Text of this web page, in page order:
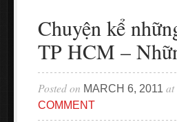
Chuyện kể
TP HCM –
Posted on MARCH 6, 2011 at
COMMENT